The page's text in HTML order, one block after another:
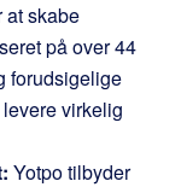
at skabe
på over 44
forudsigelige
virkelig
Yotpo tilbyder